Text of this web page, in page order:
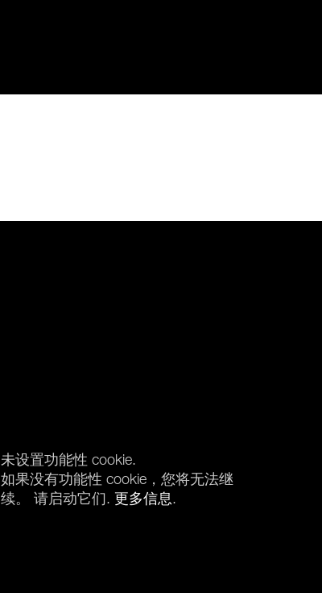
未设置功能性 cookie.
如果没有功能性 cookie，您将无法继
续。 请启动它们.更多信息.